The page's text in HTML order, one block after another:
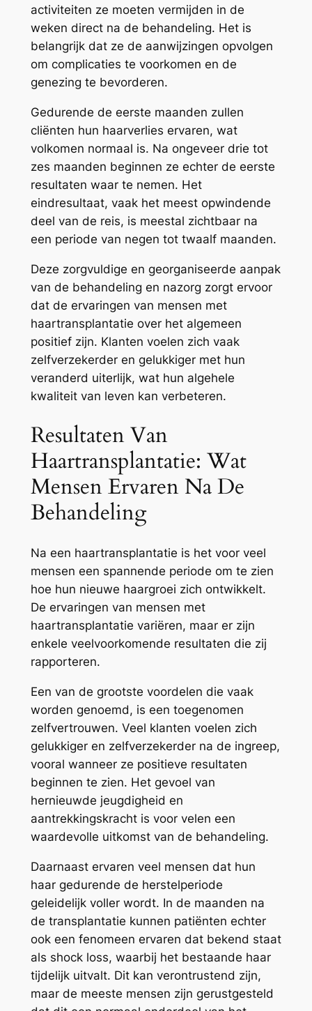
activiteiten ze moeten vermijden in de
weken direct na de behandeling. Het is
belangrijk dat ze de aanwijzingen opvolgen
om complicaties te voorkomen en de
genezing te bevorderen.
Gedurende de eerste maanden zullen
cliënten hun haarverlies ervaren, wat
volkomen normaal is. Na ongeveer drie tot
zes maanden beginnen ze echter de eerste
resultaten waar te nemen. Het
eindresultaat, vaak het meest opwindende
deel van de reis, is meestal zichtbaar na
een periode van negen tot twaalf maanden.
Deze zorgvuldige en georganiseerde aanpak
van de behandeling en nazorg zorgt ervoor
dat de ervaringen van mensen met
haartransplantatie over het algemeen
positief zijn. Klanten voelen zich vaak
zelfverzekerder en gelukkiger met hun
veranderd uiterlijk, wat hun algehele
kwaliteit van leven kan verbeteren.
Resultaten Van
Haartransplantatie: Wat
Mensen Ervaren Na De
Behandeling
Na een haartransplantatie is het voor veel
mensen een spannende periode om te zien
hoe hun nieuwe haargroei zich ontwikkelt.
De ervaringen van mensen met
haartransplantatie variëren, maar er zijn
enkele veelvoorkomende resultaten die zij
rapporteren.
Een van de grootste voordelen die vaak
worden genoemd, is een toegenomen
zelfvertrouwen. Veel klanten voelen zich
gelukkiger en zelfverzekerder na de ingreep,
vooral wanneer ze positieve resultaten
beginnen te zien. Het gevoel van
hernieuwde jeugdigheid en
aantrekkingskracht is voor velen een
waardevolle uitkomst van de behandeling.
Daarnaast ervaren veel mensen dat hun
haar gedurende de herstelperiode
geleidelijk voller wordt. In de maanden na
de transplantatie kunnen patiënten echter
ook een fenomeen ervaren dat bekend staat
als shock loss, waarbij het bestaande haar
tijdelijk uitvalt. Dit kan verontrustend zijn,
maar de meeste mensen zijn gerustgesteld